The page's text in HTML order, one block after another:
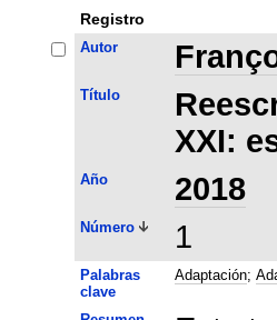
Registro
Autor
Título
XXI:
Año 2018
Número 1
Palabras
clave
Adaptación;